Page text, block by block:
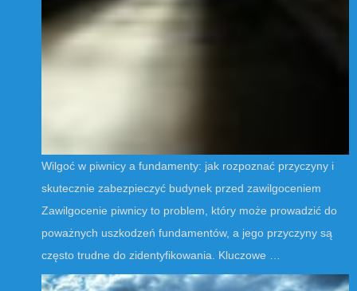
Wilgoć w piwnicy a fundamenty: jak rozpoznać przyczyny i
skutecznie zabezpieczyć budynek przed zawilgoceniem
Zawilgocenie piwnicy to problem, który może prowadzić do
poważnych uszkodzeń fundamentów, a jego przyczyny są
często trudne do zidentyfikowania. Kluczowe …